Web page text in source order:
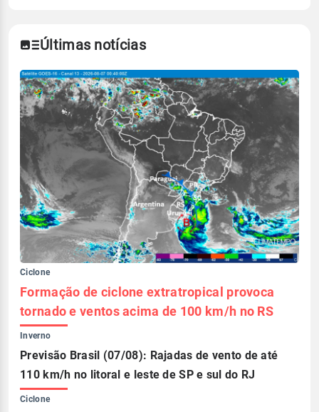
Últimas notícias
Ciclone
Formação de ciclone extratropical provoca
tornado e ventos acima de 100 km/h no RS
Inverno
Previsão Brasil (07/08): Rajadas de vento de até
110 km/h no litoral e leste de SP e sul do RJ
Ciclone